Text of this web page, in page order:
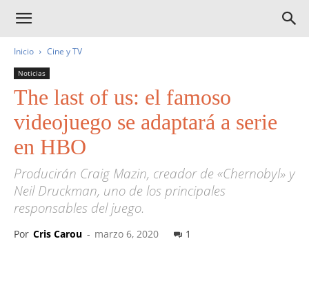
Inicio Cine y TV
Noticias
The last of us: el famoso
videojuego se adaptará a serie
en HBO
Producirán Craig Mazin, creador de «Chernobyl» y
Neil Druckman, uno de los principales
responsables del juego.
Por Cris Carou - marzo 6, 2020 1